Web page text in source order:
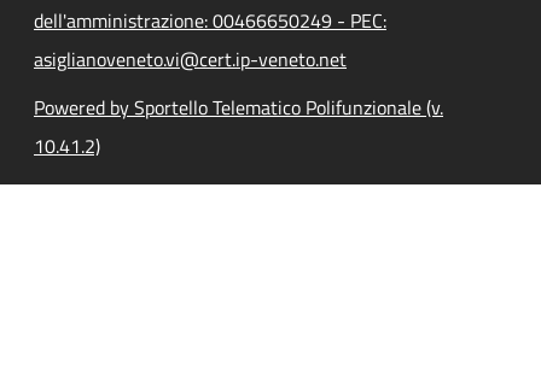
dell'amministrazione: 00466650249 - PEC:
asiglianoveneto.vi@cert.ip-veneto.net
Powered by Sportello Telematico Polifunzionale (v.
10.41.2)